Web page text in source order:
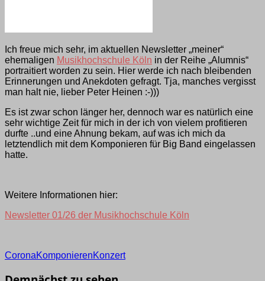
Ich freue mich sehr, im aktuellen Newsletter „meiner“
ehemaligen Musikhochschule Köln in der Reihe „Alumnis“
portraitiert worden zu sein. Hier werde ich nach bleibenden
Erinnerungen und Anekdoten gefragt. Tja, manches vergisst
man halt nie, lieber Peter Heinen :-)))
Es ist zwar schon länger her, dennoch war es natürlich eine
sehr wichtige Zeit für mich in der ich von vielem profitieren
durfte ..und eine Ahnung bekam, auf was ich mich da
letztendlich mit dem Komponieren für Big Band eingelassen
hatte.
Weitere Informationen hier:
Newsletter 01/26 der Musikhochschule Köln
CoronaKomponierenKonzert